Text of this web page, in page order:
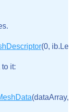
(0,
it:
(dataArray,